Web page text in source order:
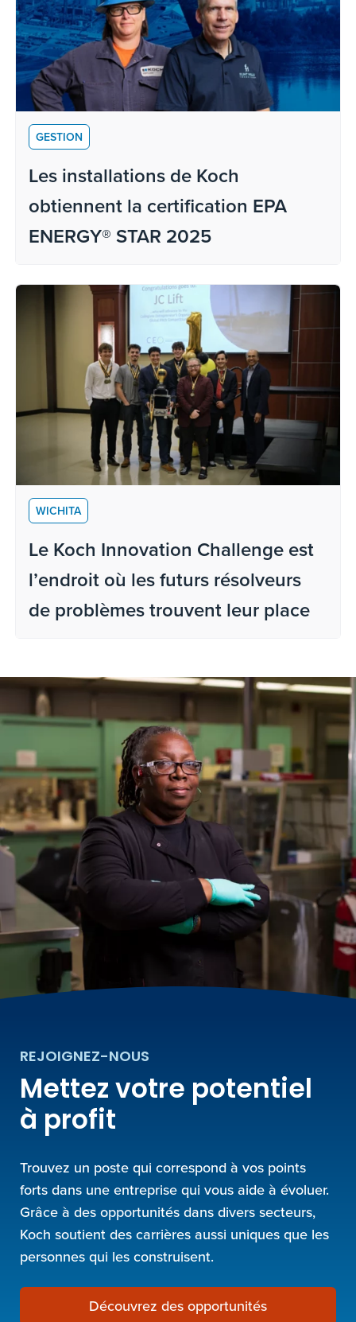
GESTION
Les installations de Koch
obtiennent la certification EPA
ENERGY® STAR 2025
WICHITA
Le Koch Innovation Challenge est
l’endroit où les futurs résolveurs
de problèmes trouvent leur place
REJOIGNEZ-NOUS
Mettez votre potentiel
à profit
Trouvez un poste qui correspond à vos points
forts dans une entreprise qui vous aide à évoluer.
Grâce à des opportunités dans divers secteurs,
Koch soutient des carrières aussi uniques que les
personnes qui les construisent.
Découvrez des opportunités